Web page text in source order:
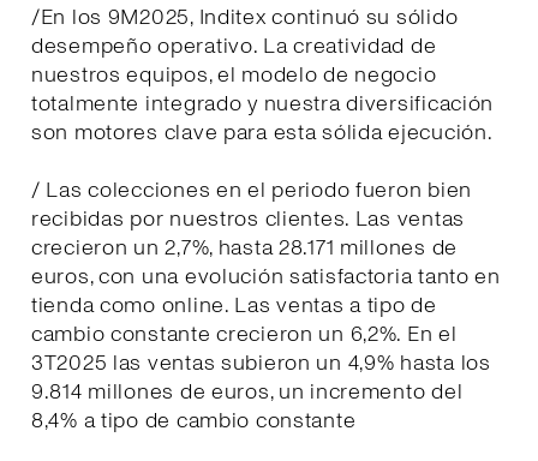
/En los 9M2025, Inditex continuó su sólido
desempeño operativo. La creatividad de
nuestros equipos, el modelo de negocio
totalmente integrado y nuestra diversificación
son motores clave para esta sólida ejecución.
/ Las colecciones en el periodo fueron bien
recibidas por nuestros clientes. Las ventas
crecieron un 2,7%, hasta 28.171 millones de
euros, con una evolución satisfactoria tanto en
tienda como online. Las ventas a tipo de
cambio constante crecieron un 6,2%. En el
3T2025 las ventas subieron un 4,9% hasta los
9.814 millones de euros, un incremento del
8,4% a tipo de cambio constante